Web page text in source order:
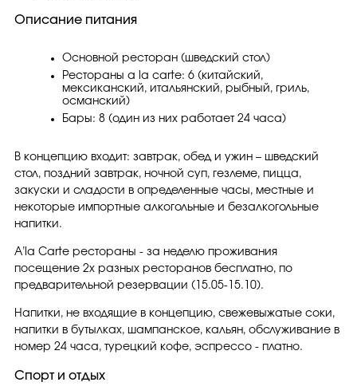
Описание питания
Основной ресторан (шведский стол)
Рестораны a la carte: 6 (китайский,
мексиканский, итальянский, рыбный, гриль,
османский)
Бары: 8 (один из них работает 24 часа)
В концепцию входит: завтрак, обед и ужин – шведский
стол, поздний завтрак, ночной суп, гезлеме, пицца,
закуски и сладости в определенные часы, местные и
некоторые импортные алкогольные и безалкогольные
напитки.
A’la Carte рестораны - за неделю проживания
посещение 2х разных ресторанов бесплатно, по
предварительной резервации (15.05-15.10).
Напитки, не входящие в концепцию, свежевыжатые соки,
напитки в бутылках, шампанское, кальян, обслуживание в
номер 24 часа, турецкий кофе, эспрессо - платно.
Спорт и отдых